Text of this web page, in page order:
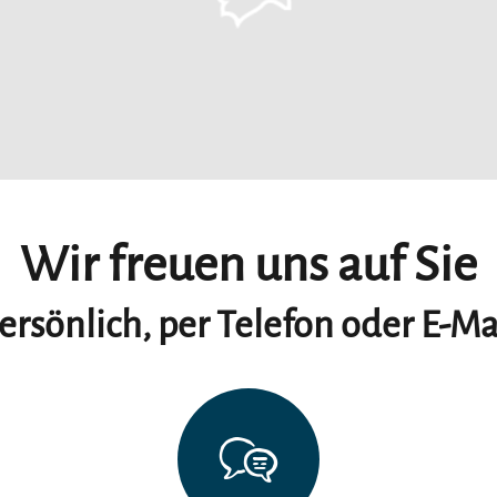
Wir freuen uns auf Sie
per Telefon oder E-